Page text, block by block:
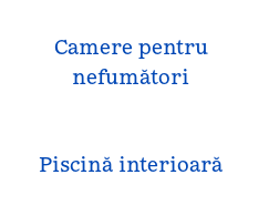
Camere pentru
nefumători
Piscină interioară